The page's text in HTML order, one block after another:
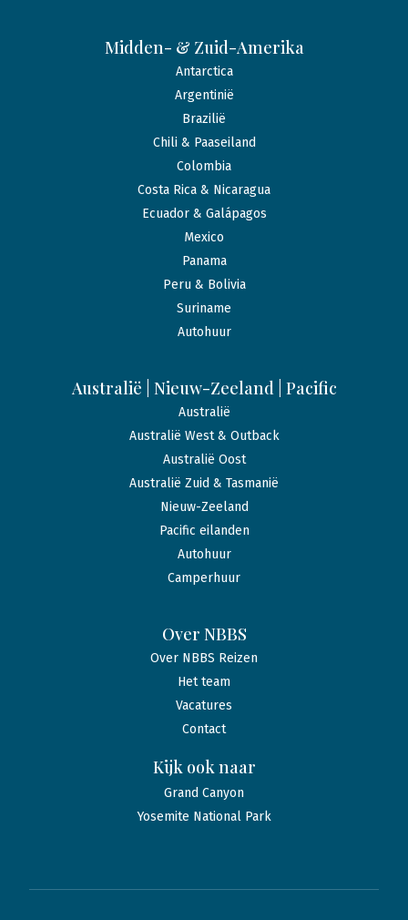
Midden- & Zuid-Amerika
Antarctica
Argentinië
Brazilië
Chili & Paaseiland
Colombia
Costa Rica & Nicaragua
Ecuador & Galápagos
Mexico
Panama
Peru & Bolivia
Suriname
Autohuur
Australië | Nieuw-Zeeland | Pacific
Australië
Australië West & Outback
Australië Oost
Australië Zuid & Tasmanië
Nieuw-Zeeland
Pacific eilanden
Autohuur
Camperhuur
Over NBBS
Over NBBS Reizen
Het team
Vacatures
Contact
Kijk ook naar
Grand Canyon
Yosemite National Park